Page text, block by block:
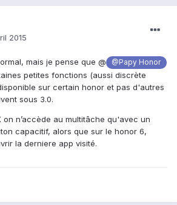
2015
mais je pense que @ @Papy Honor
petites fonctions (aussi discrète
sur certain honor et pas d'autres
sous 3.0.
on n’accède au multitâche qu'avec un
capacitif, alors que sur le honor 6,
la derniere app visité.